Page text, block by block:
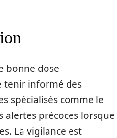
bonne dose
tenir informé des
spécialisés comme le
alertes précoces lorsque
La vigilance est